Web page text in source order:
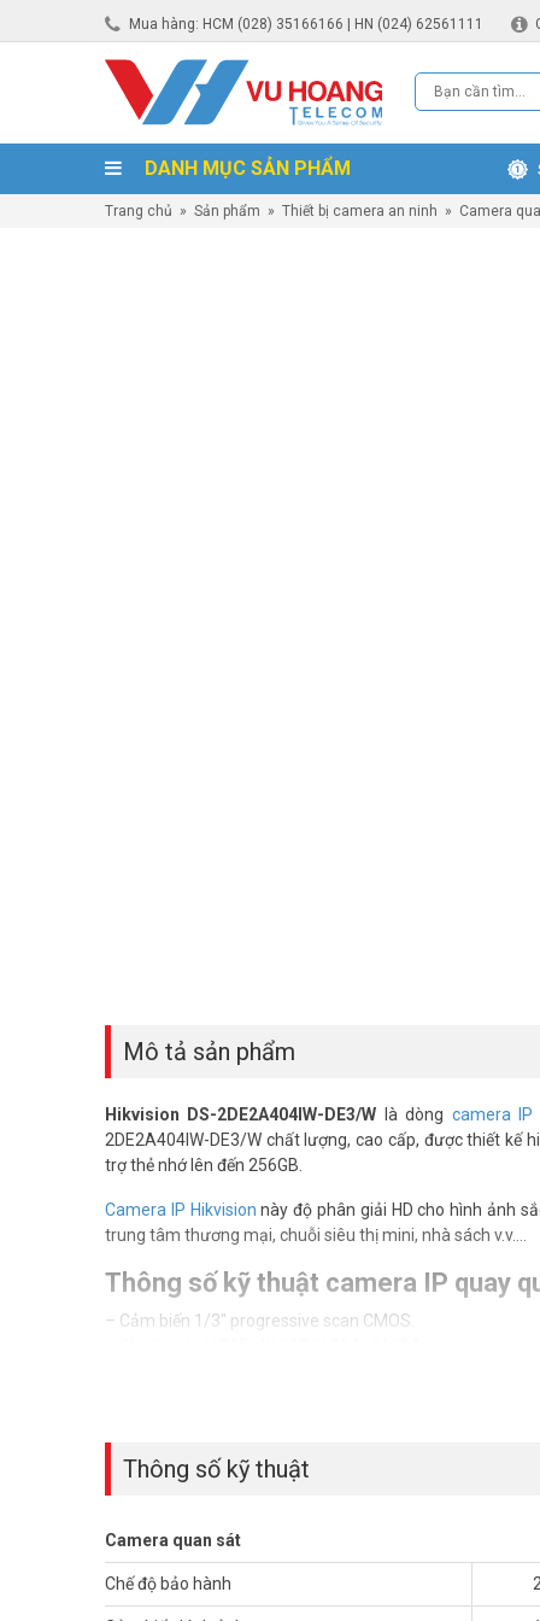
Mua hàng: HCM (028) 35166166 | HN (024) 62561111
DANH MỤC SẢN PHẨM
Trang chủ » Sản phẩm » Thiết bị camera an ninh » Camera
Mô tả sản phẩm
Hikvision DS-2DE2A404IW-DE3/W là dòng camera IP
2DE2A404IW-DE3/W chất lượng, cao cấp, được thiết kế
trợ thẻ nhớ lên đến 256GB.
Camera IP Hikvision này độ phân giải HD cho hình ảnh
trung tâm thương mại, chuỗi siêu thị mini, nhà sách v.v….
Thông số kỹ thuật camera IP quay
– Cảm biến 1/3″ progressive scan CMOS.
– Độ nhạy sáng Color: 0.005 Lux @(F1.6, AGC ON) B/W:
– Hồng ngoại: 20m.
– Hỗ trợ Wifi: 50m.
– Zoom quang 4x, Zoom số 16x.
điện tử EIS
– Hỗ trợ 300 Presets, Nhớ vị trí trước khi mất điện.
– Góc quay 0° đến 355°, Góc quét 0° đến 90°
Thông số kỹ thuật
Camera quan sát
Chế độ bảo hành